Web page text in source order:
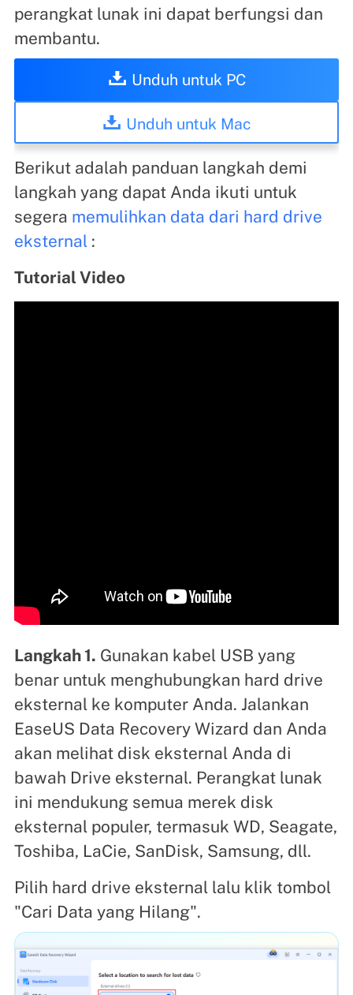
perangkat lunak ini dapat berfungsi dan
membantu.
Unduh untuk PC
Unduh untuk Mac
Berikut adalah panduan langkah demi
langkah yang dapat Anda ikuti untuk
segera memulihkan data dari hard drive
eksternal :
Tutorial Video
Langkah 1. Gunakan kabel USB yang
benar untuk menghubungkan hard drive
eksternal ke komputer Anda. Jalankan
EaseUS Data Recovery Wizard dan Anda
akan melihat disk eksternal Anda di
bawah Drive eksternal. Perangkat lunak
ini mendukung semua merek disk
eksternal populer, termasuk WD, Seagate,
Toshiba, LaCie, SanDisk, Samsung, dll.
Pilih hard drive eksternal lalu klik tombol
"Cari Data yang Hilang".